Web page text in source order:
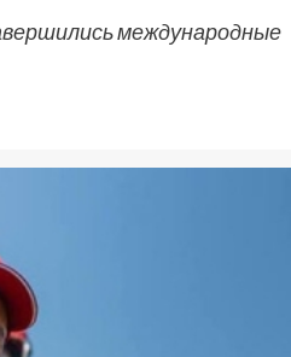
международные